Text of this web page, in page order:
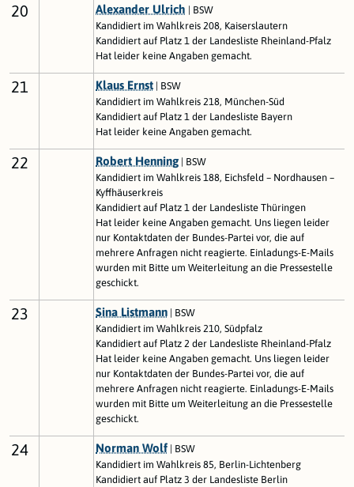
20 Alexander Ulrich | BSW
Kandidiert im Wahlkreis 208, Kaiserslautern
Kandidiert auf Platz 1 der Landesliste Rheinland-Pfalz
Hat leider keine Angaben gemacht.
21 Klaus Ernst | BSW
Kandidiert im Wahlkreis 218, München-Süd
Kandidiert auf Platz 1 der Landesliste Bayern
Hat leider keine Angaben gemacht.
22 Robert Henning | BSW
Kandidiert im Wahlkreis 188, Eichsfeld – Nordhausen –
Kyffhäuserkreis
Kandidiert auf Platz 1 der Landesliste Thüringen
Hat leider keine Angaben gemacht. Uns liegen leider
nur Kontaktdaten der Bundes-Partei vor, die auf
mehrere Anfragen nicht reagierte. Einladungs-E-Mails
wurden mit Bitte um Weiterleitung an die Pressestelle
geschickt.
23 Sina Listmann | BSW
Kandidiert im Wahlkreis 210, Südpfalz
Kandidiert auf Platz 2 der Landesliste Rheinland-Pfalz
Hat leider keine Angaben gemacht. Uns liegen leider
nur Kontaktdaten der Bundes-Partei vor, die auf
mehrere Anfragen nicht reagierte. Einladungs-E-Mails
wurden mit Bitte um Weiterleitung an die Pressestelle
geschickt.
24 Norman Wolf | BSW
Kandidiert im Wahlkreis 85, Berlin-Lichtenberg
Kandidiert auf Platz 3 der Landesliste Berlin